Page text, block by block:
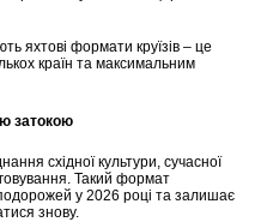
яхтові формати круїзів – це
країн та максимальним
затокою
східної культури, сучасної
Такий формат
у 2026 році та залишає
знову.